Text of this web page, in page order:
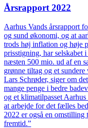
Årsrapport 2022
Aarhus Vands årsrapport
og sund økonomi, og at
trods høj inflation og høje
prisstigning, har selskabet
næsten 500 mio. ud af en
grønne tiltag og et
Lars Schrøder, siger om
mange penge i bedre
og et klimatilpasset
at arbejde for det fælles
2022 er også en
fremtid.”